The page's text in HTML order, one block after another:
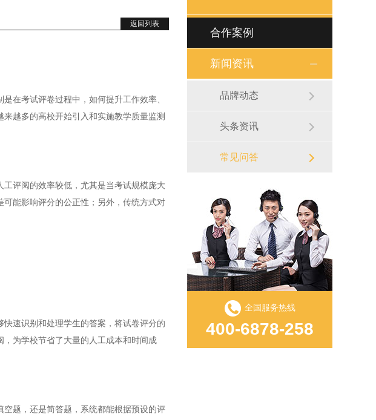
返回列表
在考试评卷过程中，如何提升工作效率、
越多的高校开始引入和实施教学质量监测
评阅的效率较低，尤其是当考试规模庞大
能影响评分的公正性；另外，传统方式对
速识别和处理学生的答案，将试卷评分的
为学校节省了大量的人工成本和时间成
题，还是简答题，系统都能根据预设的评
合作案例
新闻资讯
品牌动态
头条资讯
常见问答
全国服务热线
400-6878-258